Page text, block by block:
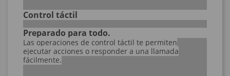
Control táctil
Preparado para todo.
Las operaciones de control táctil te permiten
ejecutar acciones o responder a una llamada
fácilmente.